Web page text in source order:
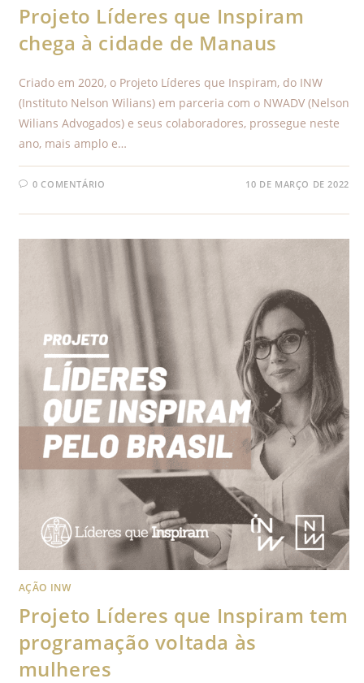
Projeto Líderes que Inspiram
chega à cidade de Manaus
Criado em 2020, o Projeto Líderes que Inspiram, do INW
(Instituto Nelson Wilians) em parceria com o NWADV (Nelson
Wilians Advogados) e seus colaboradores, prossegue neste
ano, mais amplo e…
0 COMENTÁRIO 10 DE MARÇO DE 2022
AÇÃO INW
Projeto Líderes que Inspiram tem
programação voltada às
mulheres